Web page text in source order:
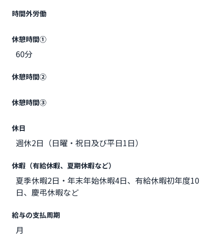
時間外労働
休憩時間①
60分
休憩時間②
休憩時間③
休日
週休2日（日曜・祝日及び平日1日）
休暇（有給休暇、夏期休暇など）
夏季休暇2日・年末年始休暇4日、有給休暇初年度10
日、慶弔休暇など
給与の支払周期
月